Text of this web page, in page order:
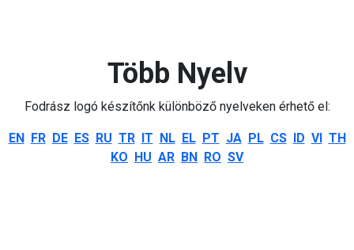
Több Nyelv
Fodrász logó készítőnk különböző nyelveken érhető el:
EN FR DE ES RU TR IT NL EL PT JA PL CS ID VI TH
KO HU AR BN RO SV